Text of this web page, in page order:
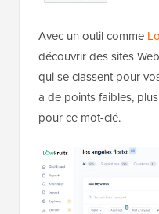
Avec un outil comme
découvrir des sites
qui se classent pour
a de points faibles,
pour ce mot-clé.